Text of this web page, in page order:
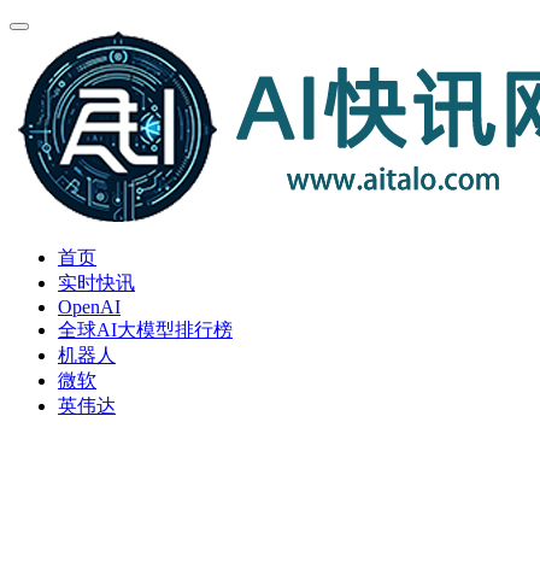
首页
实时快讯
OpenAI
全球AI大模型排行榜
机器人
微软
英伟达